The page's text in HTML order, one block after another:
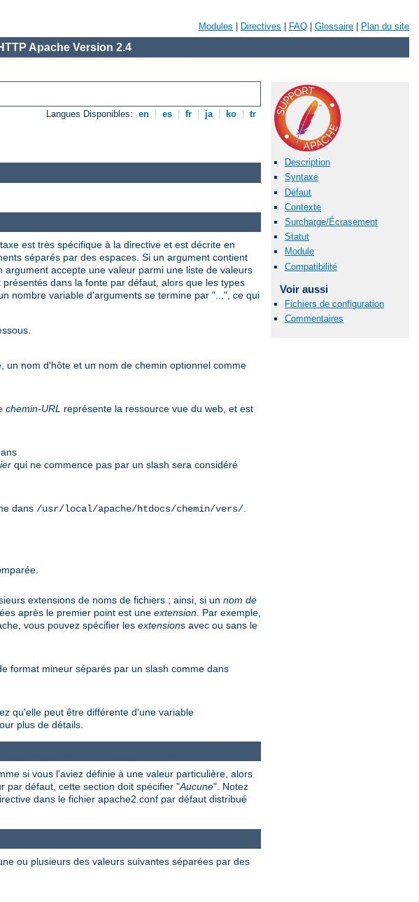
Modules Directives FAQ Glossaire Plan du site
Apache Version 2.4
Langues Disponibles: en es fr ja ko tr
Description
Syntaxe
Défaut
Contexte
Surcharge/Écrasement
Statut
Module
Compatibilité
Voir aussi
Fichiers de configuration
Commentaires
est très spécifique à la directive et est décrite en
séparés par des espaces. Si un argument contient
accepte une valeur parmi une liste de valeurs
dans la fonte par défaut, alors que les types
nombre variable d'arguments se termine par "...", ce qui
un nom d'hôte et un nom de chemin optionnel comme
chemin-URL représente la ressource vue du web, et est
qui ne commence pas par un slash sera considéré
dans /usr/local/apache/htdocs/chemin/vers/
extensions de noms de fichiers ; ainsi, si un nom de
après le premier point est une extension . Par exemple,
vous pouvez spécifier les extensions avec ou sans le
format mineur séparés par un slash comme dans
qu'elle peut être différente d'une variable
plus de détails.
si vous l'aviez définie à une valeur particulière, alors
par défaut, cette section doit spécifier "Aucune". Notez
dans le fichier apache2.conf par défaut distribué
ou plusieurs des valeurs suivantes séparées par des